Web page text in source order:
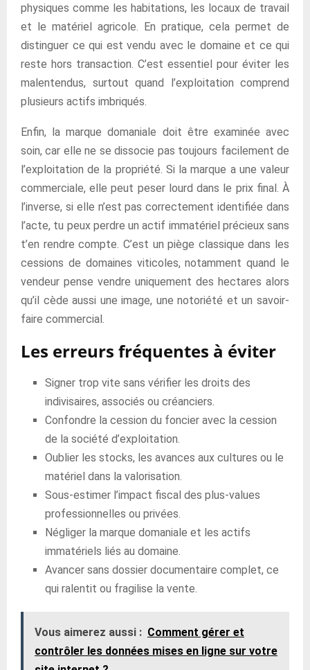
physiques comme les habitations, les locaux de travail
et le matériel agricole. En pratique, cela permet de
distinguer ce qui est vendu avec le domaine et ce qui
reste hors transaction. C’est essentiel pour éviter les
malentendus, surtout quand l’exploitation comprend
plusieurs actifs imbriqués.
Enfin, la marque domaniale doit être examinée avec
soin, car elle ne se dissocie pas toujours facilement de
l’exploitation de la propriété. Si la marque a une valeur
commerciale, elle peut peser lourd dans le prix final. À
l’inverse, si elle n’est pas correctement identifiée dans
l’acte, tu peux perdre un actif immatériel précieux sans
t’en rendre compte. C’est un piège classique dans les
cessions de domaines viticoles, notamment quand le
vendeur pense vendre uniquement des hectares alors
qu’il cède aussi une image, une notoriété et un savoir-
faire commercial.
Les erreurs fréquentes à éviter
Signer trop vite sans vérifier les droits des
indivisaires, associés ou créanciers.
Confondre la cession du foncier avec la cession
de la société d’exploitation.
Oublier les stocks, les avances aux cultures ou le
matériel dans la valorisation.
Sous-estimer l’impact fiscal des plus-values
professionnelles ou privées.
Négliger la marque domaniale et les actifs
immatériels liés au domaine.
Avancer sans dossier documentaire complet, ce
qui ralentit ou fragilise la vente.
Vous aimerez aussi : Comment gérer et
contrôler les données mises en ligne sur votre